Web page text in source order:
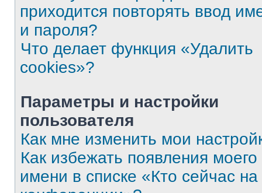
приходится повторять ввод
и пароля?
Что делает функция «Удалить
cookies»?
Параметры и настройки
пользователя
Как мне изменить мои
Как избежать появления моего
имени в списке «Кто сейчас на